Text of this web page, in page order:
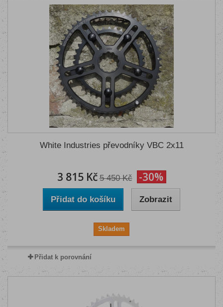
White Industries převodníky VBC 2x11
3 815 Kč 5 450 Kč -30%
Přidat do košíku Zobrazit
Skladem
Přidat k porovnání